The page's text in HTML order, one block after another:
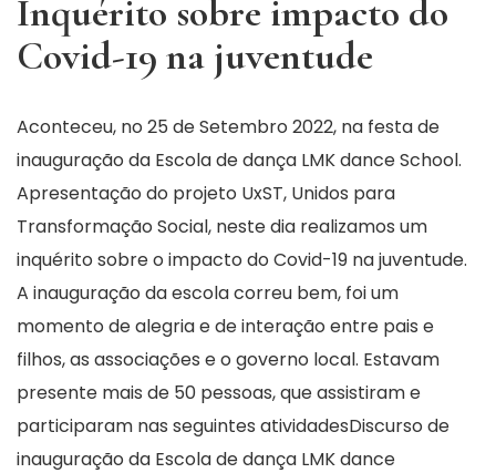
Inquérito sobre impacto do
Covid-19 na juventude
Aconteceu, no 25 de Setembro 2022, na festa de
inauguração da Escola de dança LMK dance School.
Apresentação do projeto UxST, Unidos para
Transformação Social, neste dia realizamos um
inquérito sobre o impacto do Covid-19 na juventude.
A inauguração da escola correu bem, foi um
momento de alegria e de interação entre pais e
filhos, as associações e o governo local. Estavam
presente mais de 50 pessoas, que assistiram e
participaram nas seguintes atividadesDiscurso de
inauguração da Escola de dança LMK dance